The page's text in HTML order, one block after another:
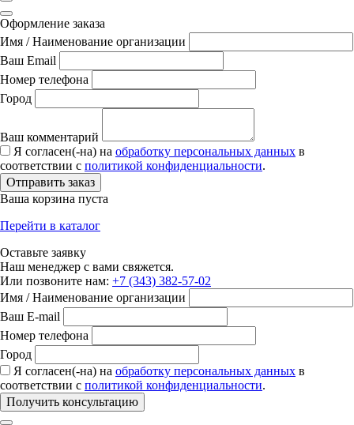
Оформление заказа
Имя / Наименование организации
Ваш Email
Номер телефона
Город
Ваш комментарий
Я согласен(-на) на обработку персональных данных в
соответствии с политикой конфиденциальности.
Отправить заказ
Ваша корзина пуста
Перейти в каталог
Оставьте заявку
Наш менеджер с вами свяжется.
Или позвоните нам: +7 (343) 382-57-02
Имя / Наименование организации
Ваш E-mail
Номер телефона
Город
Я согласен(-на) на обработку персональных данных в
соответствии с политикой конфиденциальности.
Получить консультацию